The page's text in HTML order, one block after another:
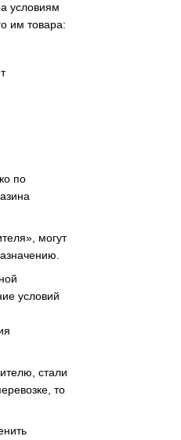
условиям
им товара:
по
могут
условий
стали
то